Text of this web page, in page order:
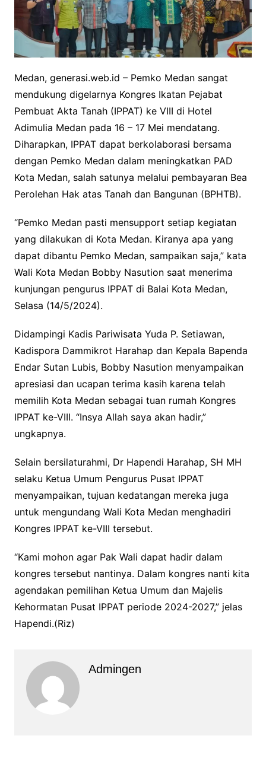
Medan, generasi.web.id – Pemko Medan sangat
mendukung digelarnya Kongres Ikatan Pejabat
Pembuat Akta Tanah (IPPAT) ke VIII di Hotel
Adimulia Medan pada 16 – 17 Mei mendatang.
Diharapkan, IPPAT dapat berkolaborasi bersama
dengan Pemko Medan dalam meningkatkan PAD
Kota Medan, salah satunya melalui pembayaran Bea
Perolehan Hak atas Tanah dan Bangunan (BPHTB).
“Pemko Medan pasti mensupport setiap kegiatan
yang dilakukan di Kota Medan. Kiranya apa yang
dapat dibantu Pemko Medan, sampaikan saja,” kata
Wali Kota Medan Bobby Nasution saat menerima
kunjungan pengurus IPPAT di Balai Kota Medan,
Selasa (14/5/2024).
Didampingi Kadis Pariwisata Yuda P. Setiawan,
Kadispora Dammikrot Harahap dan Kepala Bapenda
Endar Sutan Lubis, Bobby Nasution menyampaikan
apresiasi dan ucapan terima kasih karena telah
memilih Kota Medan sebagai tuan rumah Kongres
IPPAT ke-VIII. “Insya Allah saya akan hadir,”
ungkapnya.
Selain bersilaturahmi, Dr Hapendi Harahap, SH MH
selaku Ketua Umum Pengurus Pusat IPPAT
menyampaikan, tujuan kedatangan mereka juga
untuk mengundang Wali Kota Medan menghadiri
Kongres IPPAT ke-VIII tersebut.
“Kami mohon agar Pak Wali dapat hadir dalam
kongres tersebut nantinya. Dalam kongres nanti kita
agendakan pemilihan Ketua Umum dan Majelis
Kehormatan Pusat IPPAT periode 2024-2027,” jelas
Hapendi.(Riz)
Admingen